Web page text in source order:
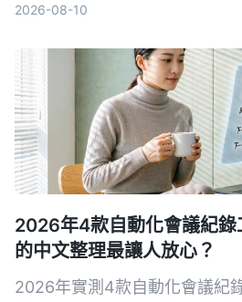
2026-08-10
2026年4款自動化會議紀錄
的中文整理最讓人放心？
2026年實測4款自動化會議紀